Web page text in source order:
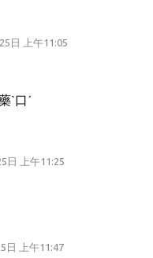
日 上午11:05
ˋ口ˊ
日 上午11:25
日 上午11:47